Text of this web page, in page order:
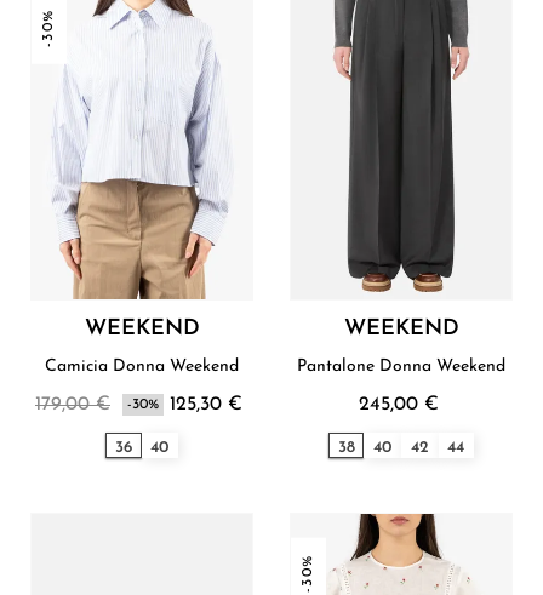
-30%
WEEKEND
Camicia Donna Weekend
179,00 € -30% 125,30 €
36 40
WEEKEND
Pantalone Donna Weekend
245,00 €
38 40 42 44
-30%